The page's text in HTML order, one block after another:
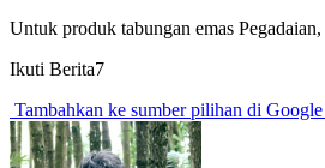
Untuk produk tabungan emas
Ikuti Berita7
Tambahkan ke sumber pilihan di Google